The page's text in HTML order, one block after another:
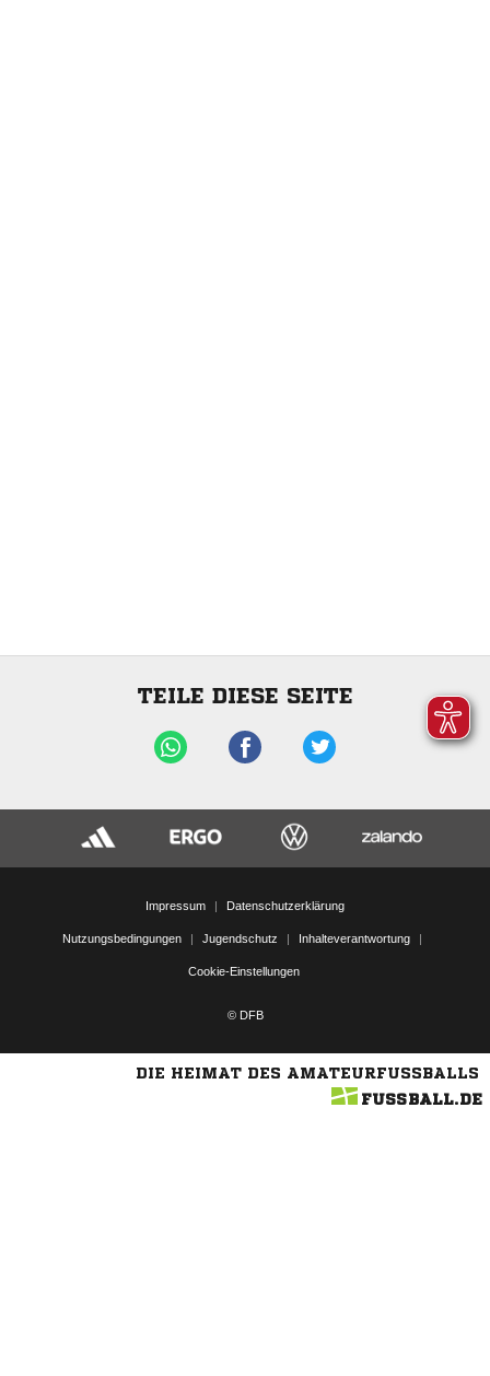
TEILE DIESE SEITE
Impressum | Datenschutzerklärung
Nutzungsbedingungen | Jugendschutz | Inhalteverantwortung |
Cookie-Einstellungen
© DFB
DIE HEIMAT DES AMATEURFUSSBALLS
FUSSBALL.DE